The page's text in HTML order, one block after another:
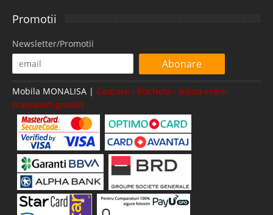
Promotii
Newsletter/Promotii
Abonare
Mobila MONALISA | Cautare - Eticheta - birou-copii-
transport-gratuit